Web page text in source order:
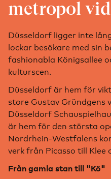
metropol
Düsseldorf ligger inte
lockar besökare med sin
fashionabla Königsallee
kulturscen.
Düsseldorf är hem för
store Gustav Gründgens
Düsseldorf
är hem för den största
Nordrhein-Westfalens
verk från Picasso till Klee
Från gamla stan till "Kö"